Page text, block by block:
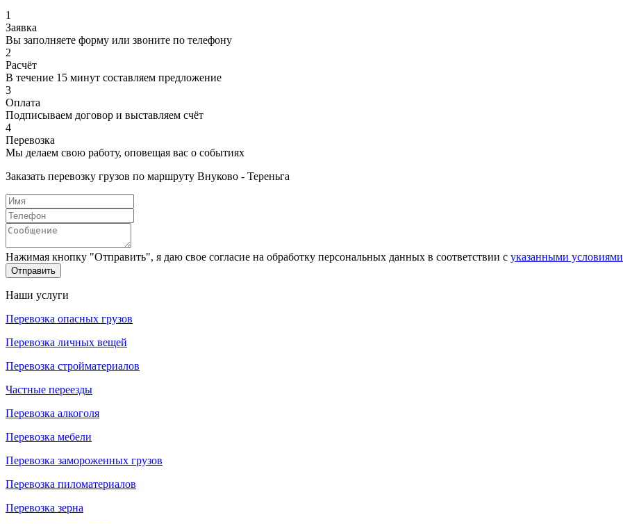
1
Заявка
Вы заполняете форму или звоните по телефону
2
Расчёт
В течение 15 минут составляем предложение
3
Оплата
Подписываем договор и выставляем счёт
4
Перевозка
Мы делаем свою работу, оповещая вас о событиях
Заказать перевозку грузов по маршруту Внуково - Тереньга
Нажимая кнопку "Отправить", я даю свое согласие на обработку персональных данных в соответствии с указанными условиями
Отправить
Наши услуги
Перевозка опасных грузов
Перевозка личных вещей
Перевозка стройматериалов
Частные переезды
Перевозка алкоголя
Перевозка мебели
Перевозка замороженных грузов
Перевозка пиломатериалов
Перевозка зерна